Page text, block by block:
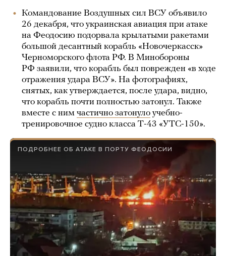
Командование Воздушных сил ВСУ объявило
26 декабря, что украинская авиация при атаке
на Феодосию подорвала крылатыми ракетами
большой десантный корабль «Новочеркасск»
Черноморского флота РФ. В Минобороны
РФ заявили, что корабль был поврежден «в ходе
отражения удара ВСУ». На фотографиях,
снятых, как утверждается, после удара, видно,
что корабль почти полностью затонул. Также
вместе с ним частично затонуло учебно-
тренировочное судно класса Т-43 «УТС-150».
ПОДРОБНЕЕ ОБ АТАКЕ В ПОРТУ ФЕОДОСИИ